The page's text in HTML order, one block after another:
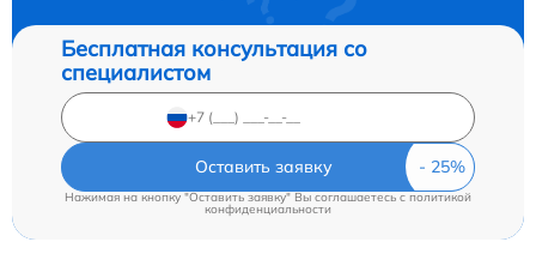
Бесплатная консультация со
специалистом
Оставить заявку
Нажимая на кнопку "Оставить заявку" Вы соглашаетесь cполитикой
конфиденциальности